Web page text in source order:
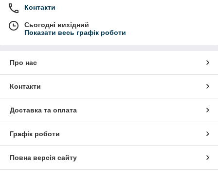
Контакти
Сьогодні вихідний
Показати весь графік роботи
Про нас
Контакти
Доставка та оплата
Графік роботи
Повна версія сайту